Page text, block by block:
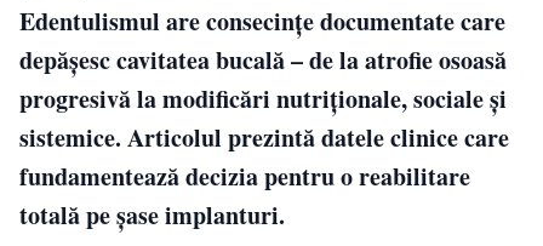
Edentulismul are consecințe documentate care
depășesc cavitatea bucală – de la atrofie osoasă
progresivă la modificări nutriționale, sociale și
sistemice. Articolul prezintă datele clinice care
fundamentează decizia pentru o reabilitare
totală pe șase implanturi.